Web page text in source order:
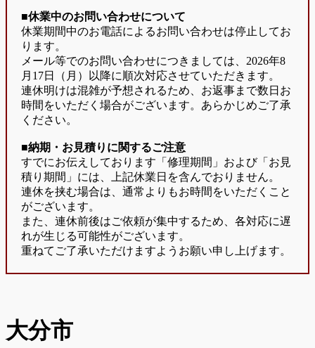
■休業中のお問い合わせについて
休業期間中のお電話によるお問い合わせは停止してお
ります。
メール等でのお問い合わせにつきましては、2026年8
月17日（月）以降に順次対応させていただきます。
連休明けは混雑が予想されるため、お返事まで数日お
時間をいただく場合がございます。あらかじめご了承
ください。
■納期・お見積りに関するご注意
すでにお伝えしております「修理期間」および「お見
積り期間」には、上記休業日を含んでおりません。
連休を挟む場合は、通常よりもお時間をいただくこと
がございます。
また、連休前後はご依頼が集中するため、各対応に遅
れが生じる可能性がございます。
重ねてご了承いただけますようお願い申し上げます。
大分市